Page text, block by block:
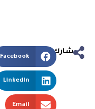
شارك
Facebook
LinkedIn
Email